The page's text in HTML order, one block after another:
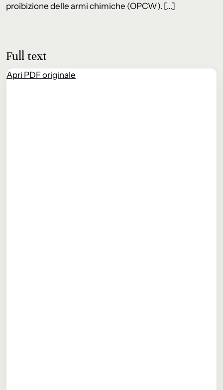
proibizione delle armi chimiche (OPCW). […]
Full text
Apri PDF originale